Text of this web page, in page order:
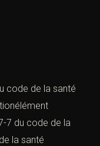
code de la santé
7 du code de la
la santé